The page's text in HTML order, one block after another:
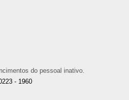
do pessoal inativo.
- 1960